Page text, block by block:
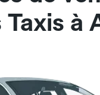
Taxis à